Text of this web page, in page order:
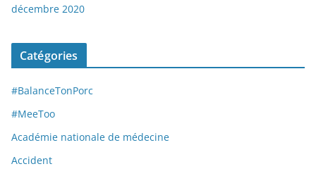
décembre 2020
Catégories
#BalanceTonPorc
#MeeToo
Académie nationale de médecine
Accident